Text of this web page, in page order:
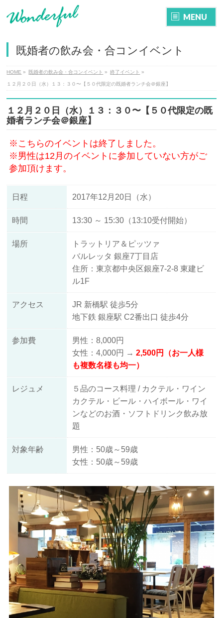
MENU
既婚者の飲み会・合コンイベント
HOME » 既婚者の飲み会・合コンイベント » 終了イベント »
１２月２０日（水）１３：３０〜【５０代限定の既婚者ランチ会＠銀座】
１２月２０日（水）１３：３０〜【５０代限定の既
婚者ランチ会＠銀座】
※こちらのイベントは終了しました。
※男性は12月のイベントに参加していない方がご
参加頂けます。
日程 2017年12月20日（水）
時間 13:30 ～ 15:30（13:10受付開始）
場所
トラットリア＆ピッツァ
バルレッタ 銀座7丁目店
住所：東京都中央区銀座7-2-8 東建ビ
ル1F
アクセス
JR 新橋駅 徒歩5分
地下鉄 銀座駅 C2番出口 徒歩4分
参加費
男性：8,000円
女性：4,000円 →2,500円（お一人様
も複数名様も均一）
レジュメ
５品のコース料理 / カクテル・ワイン
カクテル・ビール・ハイボール・ワイ
ンなどのお酒・ソフトドリンク飲み放
題
対象年齢
男性：50歳～59歳
女性：50歳～59歳